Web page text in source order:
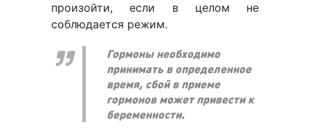
произойти, если в целом не
соблюдается режим.
Гормоны необходимо
принимать в определенное
время, сбой в приеме
гормонов может привести к
беременности.